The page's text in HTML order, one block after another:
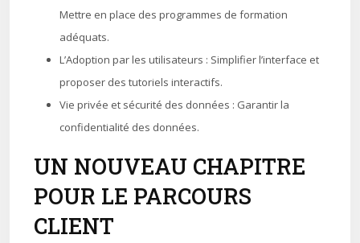
Mettre en place des programmes de formation
adéquats.
L’Adoption par les utilisateurs : Simplifier l’interface et
proposer des tutoriels interactifs.
Vie privée et sécurité des données : Garantir la
confidentialité des données.
UN NOUVEAU CHAPITRE
POUR LE PARCOURS
CLIENT